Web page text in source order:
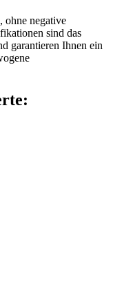
ohne negative
sind das
garantieren Ihnen ein